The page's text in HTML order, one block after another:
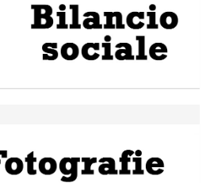
valorizzi le nostre specificità"